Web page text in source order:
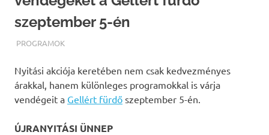
szeptember 5-én
TERMALFURDOK.COM
PROGRAMOK
Nyitási akciója keretében nem csak kedvezményes
árakkal, hanem különleges programokkal is várja
vendégeit a Gellért fürdő szeptember 5-én.
ÚJRANYITÁSI ÜNNEP